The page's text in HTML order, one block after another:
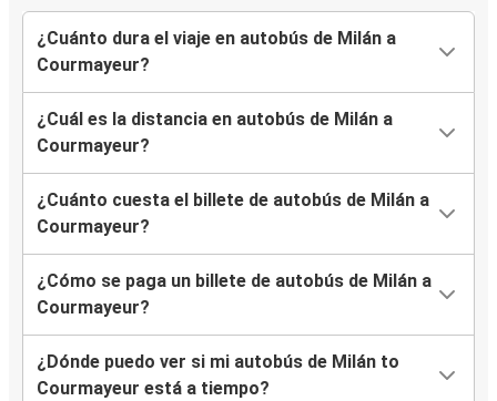
¿Cuánto dura el viaje en autobús de Milán a
Courmayeur?
¿Cuál es la distancia en autobús de Milán a
Courmayeur?
¿Cuánto cuesta el billete de autobús de Milán a
Courmayeur?
¿Cómo se paga un billete de autobús de Milán a
Courmayeur?
¿Dónde puedo ver si mi autobús de Milán to
Courmayeur está a tiempo?